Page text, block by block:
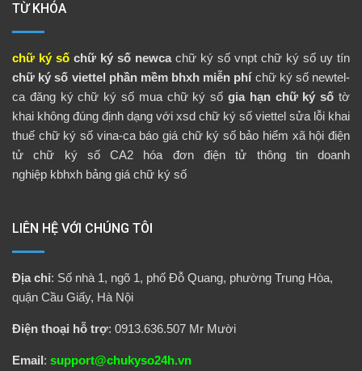
TỪ KHÓA
chữ ký số chữ ký số newca chữ ký số vnpt chữ ký số uy tín
chữ ký số viettel phần mềm bhxh miễn phí chữ ký số newtel-
ca đăng ký chữ ký số mua chữ ký số gia hạn chữ ký số tờ
khai không đúng định dạng với xsd chữ ký số viettel sửa lỗi khai
thuế chữ ký số vina-ca báo giá chữ ký số bảo hiểm xã hội điện
tử
chữ ký số CA2 hóa đơn điện tử
thông tin doanh
nghiệp kbhxh bảng giá chữ ký số
LIÊN HỆ VỚI CHÚNG TÔI
Địa chỉ: Số nhà 1, ngõ 1, phố Đỗ Quang, phường Trung Hòa,
quận Cầu Giấy, Hà Nội
Điện thoại hỗ trợ: 0913.636.507 Mr Mười
Email: support@chukyso24h.vn